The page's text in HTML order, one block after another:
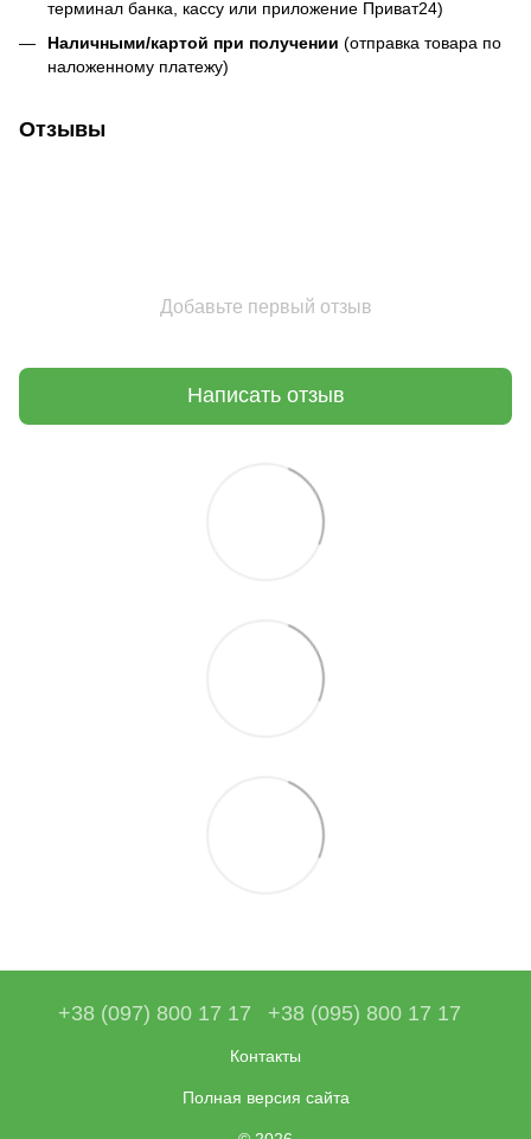
терминал банка, кассу или приложение Приват24)
Наличными/картой при получении (отправка товара по
наложенному платежу)
Отзывы
Добавьте первый отзыв
Написать отзыв
+38 (097) 800 17 17 +38 (095) 800 17 17
Контакты
Полная версия сайта